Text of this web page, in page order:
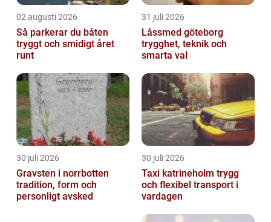
02 augusti 2026
Så parkerar du båten
tryggt och smidigt året
runt
31 juli 2026
Låssmed göteborg
trygghet, teknik och
smarta val
30 juli 2026
Gravsten i norrbotten
tradition, form och
personligt avsked
30 juli 2026
Taxi katrineholm trygg
och flexibel transport i
vardagen